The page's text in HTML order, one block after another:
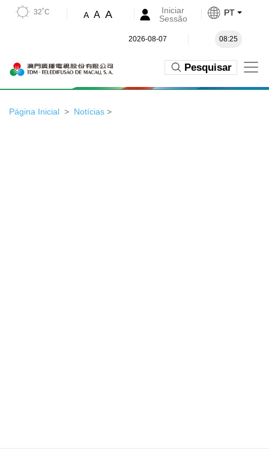
32˚C A A A
Iniciar
Sessão
PT
2026-08-07 08:25
Pesquisar
Página Inicial Notícias >